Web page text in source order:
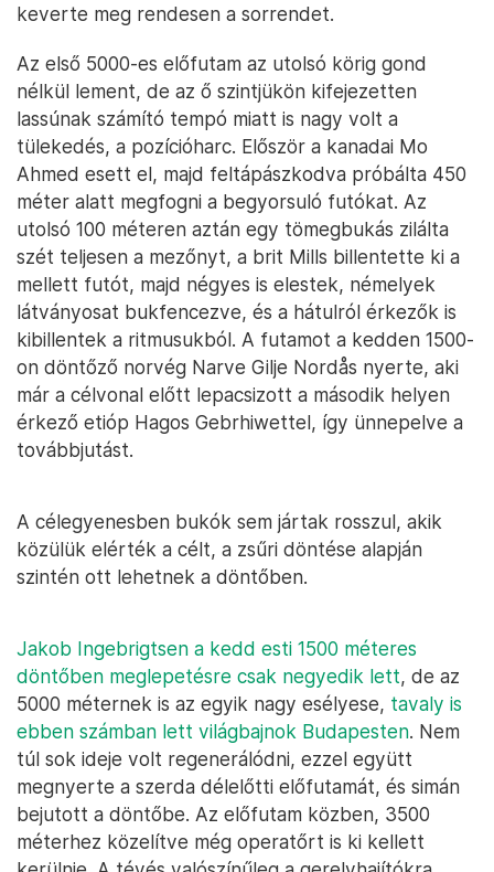
keverte meg rendesen a sorrendet.
Az első 5000-es előfutam az utolsó körig gond
nélkül lement, de az ő szintjükön kifejezetten
lassúnak számító tempó miatt is nagy volt a
tülekedés, a pozícióharc. Először a kanadai Mo
Ahmed esett el, majd feltápászkodva próbálta 450
méter alatt megfogni a begyorsuló futókat. Az
utolsó 100 méteren aztán egy tömegbukás zilálta
szét teljesen a mezőnyt, a brit Mills billentette ki a
mellett futót, majd négyes is elestek, némelyek
látványosat bukfencezve, és a hátulról érkezők is
kibillentek a ritmusukból. A futamot a kedden 1500-
on döntőző norvég Narve Gilje Nordås nyerte, aki
már a célvonal előtt lepacsizott a második helyen
érkező etióp Hagos Gebrhiwettel, így ünnepelve a
továbbjutást.
A célegyenesben bukók sem jártak rosszul, akik
közülük elérték a célt, a zsűri döntése alapján
szintén ott lehetnek a döntőben.
Jakob Ingebrigtsen a kedd esti 1500 méteres
döntőben meglepetésre csak negyedik lett, de az
5000 méternek is az egyik nagy esélyese, tavaly is
ebben számban lett világbajnok Budapesten. Nem
túl sok ideje volt regenerálódni, ezzel együtt
megnyerte a szerda délelőtti előfutamát, és simán
bejutott a döntőbe. Az előfutam közben, 3500
méterhez közelítve még operatőrt is ki kellett